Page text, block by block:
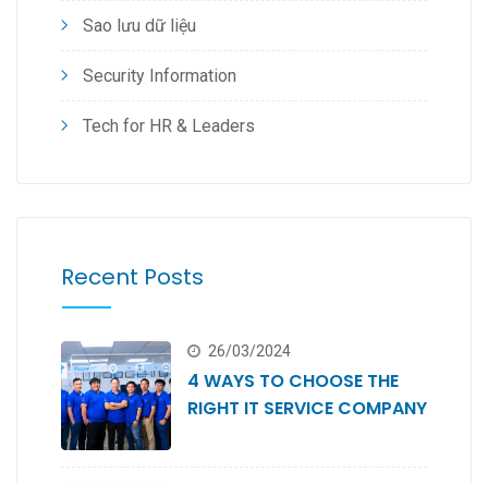
Sao lưu dữ liệu
Security Information
Tech for HR & Leaders
Recent Posts
26/03/2024
4 WAYS TO CHOOSE THE
RIGHT IT SERVICE COMPANY